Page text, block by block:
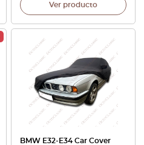
Ver producto
BMW E32-E34 Car Cover